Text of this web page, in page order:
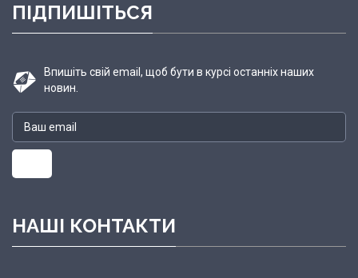
ПІДПИШІТЬСЯ
Впишіть свій email, щоб бути в курсі останніх наших
новин.
НАШІ КОНТАКТИ